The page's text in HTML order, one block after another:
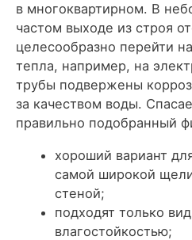
в многоквартирном. В
частом выходе из строя
целесообразно перейти
тепла, например, на
трубы подвержены
за качеством воды.
правильно подобранный
хороший вариант
самой широкой
стеной;
подходят только
влагостойкостью;